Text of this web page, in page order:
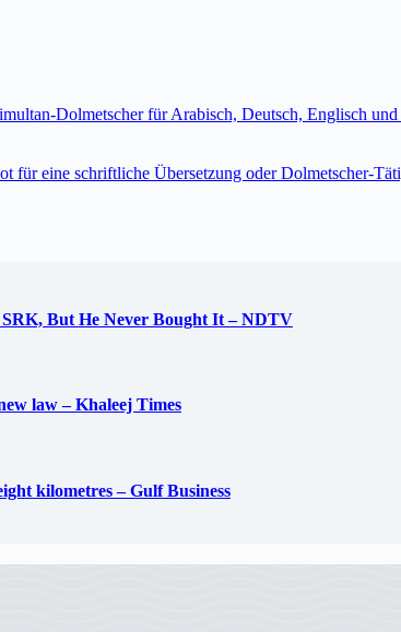
Dolmetscher für Arabisch, Deutsch, Englisch
für eine schriftliche Übersetzung oder Dolmetscher-
But He Never Bought It – NDTV
law – Khaleej Times
kilometres – Gulf Business